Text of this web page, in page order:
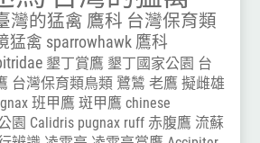
灣的猛禽 鷹科 台灣保育類
猛禽 sparrowhawk 鷹科
墾丁賞鷹 墾丁國家公園 台
台灣保育類鳥類 鷺鷥 老鷹 擬雌雄
班甲鷹 斑甲鷹 chinese
園 Calidris pugnax ruff 赤腹鷹 流蘇